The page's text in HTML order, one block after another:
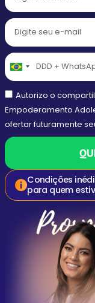
Brazil
+55
Autorizo o
Empoderamento
ofertar futuramente
Condições
para quem